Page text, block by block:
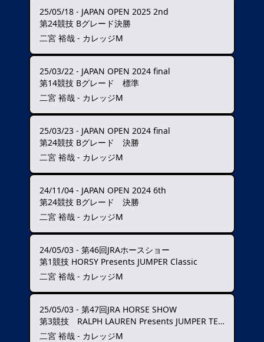
25/05/18 - JAPAN OPEN 2025 2nd
第24競技 Bグレード決勝
二宮 裕哉 - カレッジM
25/03/22 - JAPAN OPEN 2024 final
第14競技 Bグレード 標準
二宮 裕哉 - カレッジM
25/03/23 - JAPAN OPEN 2024 final
第24競技 Bグレード 決勝
二宮 裕哉 - カレッジM
24/11/04 - JAPAN OPEN 2024 6th
第24競技 Bグレード 決勝
二宮 裕哉 - カレッジM
24/05/03 - 第46回JRAホースショー
第1競技 HORSY Presents JUMPER Classic
二宮 裕哉 - カレッジM
25/05/03 - 第47回JRA HORSE SHOW
第3競技 RALPH LAUREN Presents JUMPER TEAM CLASSIC
二宮 裕哉 - カレッジM